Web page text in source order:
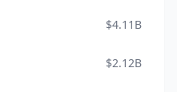
$4.11B
$2.12B